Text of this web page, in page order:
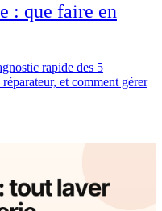
: que faire en
rapide des 5
et comment gérer